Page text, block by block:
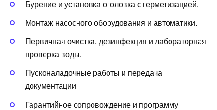
Бурение и установка оголовка с герметизацией.
Монтаж насосного оборудования и автоматики.
Первичная очистка, дезинфекция и лабораторная
проверка воды.
Пусконаладочные работы и передача
документации.
Гарантийное сопровождение и программу